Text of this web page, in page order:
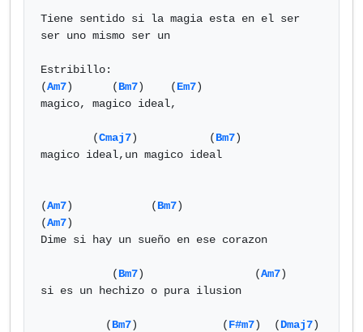
Tiene sentido si la magia esta en el ser
ser uno mismo ser un
Estribillo:
(Am7)      (Bm7)    (Em7)
magico, magico ideal,
        (
Cmaj7)           (Bm7)
magico ideal,un magico ideal
(Am7)            (Bm7)
(Am7)
Dime si hay un sueño en ese corazon
           (
Bm7)                 (Am7)
si es un hechizo o pura ilusion
          (
Bm7)             (F#m7)  (Dmaj7)